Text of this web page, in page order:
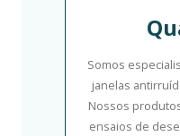
Somos
janelas
Nossos
ensaios de